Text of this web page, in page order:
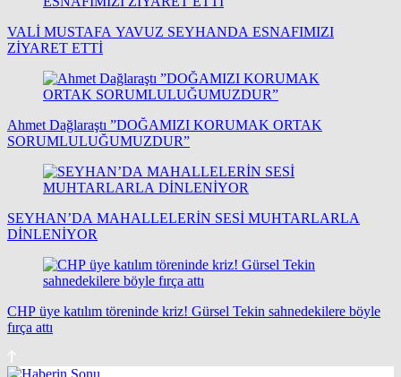
VALİ MUSTAFA YAVUZ SEYHANDA ESNAFIMIZI
ZİYARET ETTİ
Ahmet Dağlaraştı ”DOĞAMIZI KORUMAK ORTAK
SORUMLULUĞUMUZDUR”
SEYHAN’DA MAHALLELERİN SESİ MUHTARLARLA
DİNLENİYOR
CHP üye katılım töreninde kriz! Gürsel Tekin sahnedekilere böyle
fırça attı